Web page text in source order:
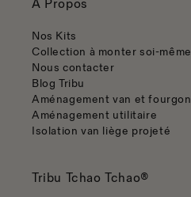
À Propos
Nos Kits
Collection à monter soi-même
Nous contacter
Blog Tribu
Aménagement van et fourgon
Aménagement utilitaire
Isolation van liège projeté
Tribu Tchao Tchao®